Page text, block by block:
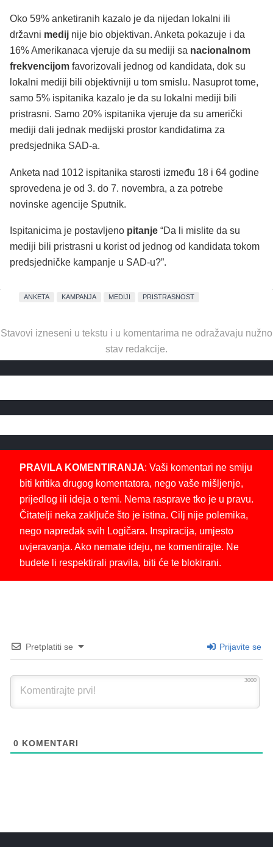
Oko 59% anketiranih kazalo je da nijedan lokalni ili
državni medij nije bio objektivan. Anketa pokazuje i da
16% Amerikanaca vjeruje da su mediji sa nacionalnom
frekvencijom favorizovali jednog od kandidata, dok su
lokalni mediji bili objektivniji u tom smislu. Nasuprot tome,
samo 5% ispitanika kazalo je da su lokalni mediji bili
pristrasni. Samo 20% ispitanika vjeruje da su američki
mediji dali jednak medijski prostor kandidatima za
predsjednika SAD-a.
Anketa nad 1012 ispitanika starosti između 18 i 64 godine
sprovedena je od 3. do 7. novembra, a za potrebe
novinske agencije Sputnik.
Ispitanicima je postavljeno pitanje “Da li mislite da su
mediji bili pristrasni u korist od jednog od kandidata tokom
predsjedničke kampanje u SAD-u?”.
ANKETA KAMPANJA MEDIJI PRISTRASNOST
Stavovi izneseni u tekstu i u komentarima ne odražavaju nužno
stav redakcije.
PRAVILA KOMENTIRANJA: Vaši komentari ne smiju
biti kritika drugog komentatora, nego vaše mišljenje,
prijedlog ili ideja o temi. Nema rasprave tko je u pravu.
Čitatelji neka zaključe što je istina. Cilj nije polemika,
nego napredak svih Logičara. Inspiracija, umjesto
uvjeravanja. Ako nemate ideju, ne komentirajte. Ne
budete li respektirali pravila, biti će te blokirani.
Pretplatiti se Prijavite se
3000
0 KOMENTARI